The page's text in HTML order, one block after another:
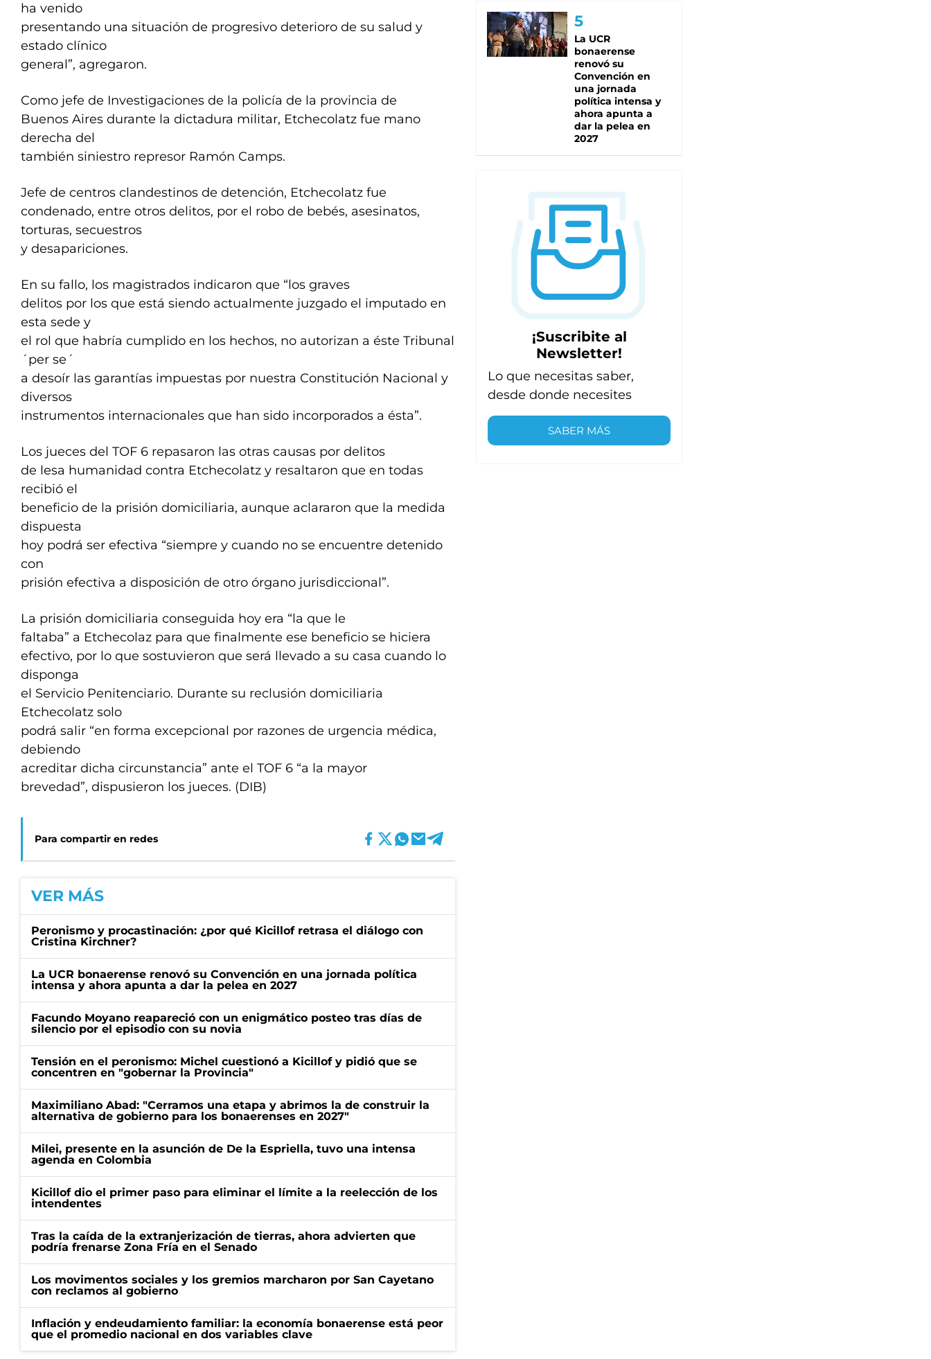
ha venido
presentando una situación de progresivo deterioro de su salud y
estado clínico
general”, agregaron.
Como jefe de Investigaciones de la policía de la provincia de
Buenos Aires durante la dictadura militar, Etchecolatz fue mano
derecha del
también siniestro represor Ramón Camps.
Jefe de centros clandestinos de detención, Etchecolatz fue
condenado, entre otros delitos, por el robo de bebés, asesinatos,
torturas, secuestros
y desapariciones.
En su fallo, los magistrados indicaron que “los graves
delitos por los que está siendo actualmente juzgado el imputado en
esta sede y
el rol que habría cumplido en los hechos, no autorizan a éste Tribunal
´per se´
a desoír las garantías impuestas por nuestra Constitución Nacional y
diversos
instrumentos internacionales que han sido incorporados a ésta”.
Los jueces del TOF 6 repasaron las otras causas por delitos
de lesa humanidad contra Etchecolatz y resaltaron que en todas
recibió el
beneficio de la prisión domiciliaria, aunque aclararon que la medida
dispuesta
hoy podrá ser efectiva “siempre y cuando no se encuentre detenido
con
prisión efectiva a disposición de otro órgano jurisdiccional”.
La prisión domiciliaria conseguida hoy era “la que le
faltaba” a Etchecolaz para que finalmente ese beneficio se hiciera
efectivo, por lo que sostuvieron que será llevado a su casa cuando lo
disponga
el Servicio Penitenciario. Durante su reclusión domiciliaria
Etchecolatz solo
podrá salir “en forma excepcional por razones de urgencia médica,
debiendo
acreditar dicha circunstancia” ante el TOF 6 “a la mayor
brevedad”, dispusieron los jueces. (DIB)
Para compartir en redes
VER MÁS
Peronismo y procastinación: ¿por qué Kicillof retrasa el diálogo con
Cristina Kirchner?
La UCR bonaerense renovó su Convención en una jornada política
intensa y ahora apunta a dar la pelea en 2027
Facundo Moyano reapareció con un enigmático posteo tras días de
silencio por el episodio con su novia
Tensión en el peronismo: Michel cuestionó a Kicillof y pidió que se
concentren en "gobernar la Provincia"
Maximiliano Abad: "Cerramos una etapa y abrimos la de construir la
alternativa de gobierno para los bonaerenses en 2027"
Milei, presente en la asunción de De la Espriella, tuvo una intensa
agenda en Colombia
Kicillof dio el primer paso para eliminar el límite a la reelección de los
intendentes
Tras la caída de la extranjerización de tierras, ahora advierten que
podría frenarse Zona Fría en el Senado
Los movimentos sociales y los gremios marcharon por San Cayetano
con reclamos al gobierno
Inflación y endeudamiento familiar: la economía bonaerense está peor
que el promedio nacional en dos variables clave
La UCR
bonaerense
renovó su
Convención en
una jornada
política intensa y
ahora apunta a
dar la pelea en
2027
¡Suscribite al
Newsletter!
Lo que necesitas saber,
desde donde necesites
SABER MÁS